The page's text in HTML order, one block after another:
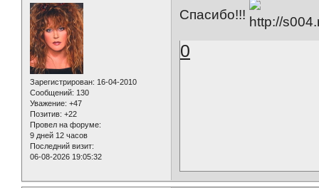
Зарегистрирован: 16-04-2010
Сообщений: 130
Уважение: +47
Позитив: +22
Провел на форуме:
9 дней 12 часов
Последний визит:
06-08-2026 19:05:32
Спасибо!!!
0